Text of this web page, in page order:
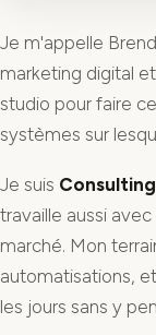
Je m'appelle
marketing digital
studio pour faire
systèmes sur
Je suis
travaille aussi
marché. Mon
automatisations,
les jours sans y